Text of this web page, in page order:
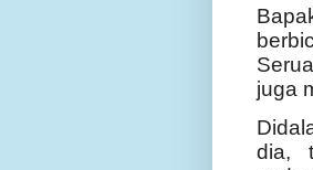
juga
dia,